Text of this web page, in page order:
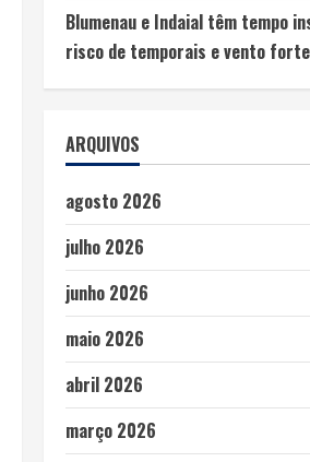
Blumenau e Indaial têm tempo
risco de temporais e vento forte
ARQUIVOS
agosto 2026
julho 2026
junho 2026
maio 2026
abril 2026
março 2026